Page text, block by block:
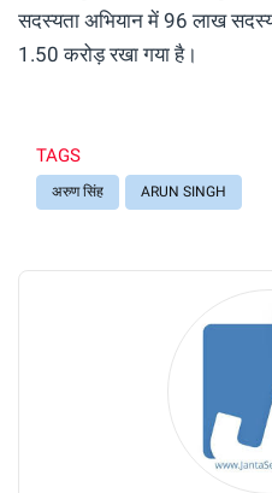
सदस्यता अभियान में 96 लाख
1.50 करोड़ रखा गया है।
TAGS
अरुण सिंह ARUN SINGH